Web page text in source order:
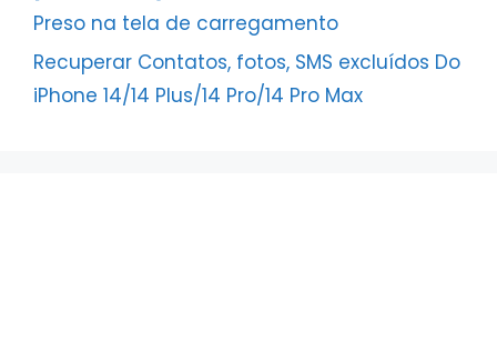
Preso na tela de carregamento
Recuperar Contatos, fotos, SMS excluídos Do
iPhone 14/14 Plus/14 Pro/14 Pro Max